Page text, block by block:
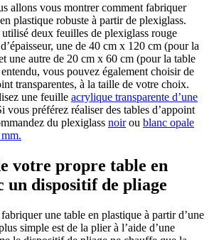
allons vous montrer comment fabriquer
plastique robuste à partir de plexiglass.
deux feuilles de plexiglass rouge
une de 40 cm x 120 cm (pour la
une autre de 20 cm x 60 cm (pour la table
vous pouvez également choisir de
transparentes, à la taille de votre choix.
une feuille acrylique transparente d’une
vous préférez réaliser des tables d’appoint
du plexiglass noirou blanc opale
votre propre table en
un dispositif de pliage
une table en plastique à partir d’une
simple est de la plier à l’aide d’une